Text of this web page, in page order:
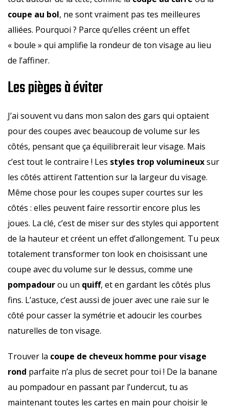
coupe au bol, ne sont vraiment pas tes meilleures
alliées. Pourquoi ? Parce qu’elles créent un effet
« boule » qui amplifie la rondeur de ton visage au lieu
de l’affiner.
Les pièges à éviter
J’ai souvent vu dans mon salon des gars qui optaient
pour des coupes avec beaucoup de volume sur les
côtés, pensant que ça équilibrerait leur visage. Mais
c’est tout le contraire ! Les styles trop volumineuxsur
les côtés attirent l’attention sur la largeur du visage.
Même chose pour les coupes super courtes sur les
côtés : elles peuvent faire ressortir encore plus les
joues. La clé, c’est de miser sur des styles qui apportent
de la hauteur et créent un effet d’allongement. Tu peux
totalement transformer ton look en choisissant une
coupe avec du volume sur le dessus, comme une
pompadourou un quiff, et en gardant les côtés plus
fins. L’astuce, c’est aussi de jouer avec une raie sur le
côté pour casser la symétrie et adoucir les courbes
naturelles de ton visage.
Trouver la coupe de cheveux homme pour visage
rond parfaite n’a plus de secret pour toi ! De la banane
au pompadour en passant par l’undercut, tu as
maintenant toutes les cartes en main pour choisir le